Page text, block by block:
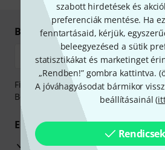
szabott hirdetések és
preferenciák mentése. Ha
fenntartásaid, kérjük,
beleegyezésed a sütik
statisztikákat és marketinget
„Rendben!” gombra kattintva. (
A jóváhagyásodat bármikor
beállításainál (
Biztonságos vásárlás és fizetés
Fizessen biztonságosan,
Betéti- vagy hitelkártya segítségével
Előnyök
3 éves Thomann-garancia